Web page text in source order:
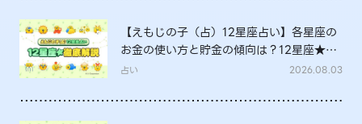
【えもじの子（占）12星座占い】各星座の
お金の使い方と貯金の傾向は？12星座★徹
底解説
占い 2026.08.03